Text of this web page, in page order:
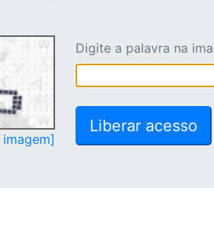
Digite a palavra na